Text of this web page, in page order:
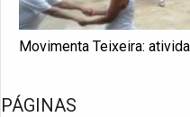
Movimenta Teixeira:
PÁGINAS